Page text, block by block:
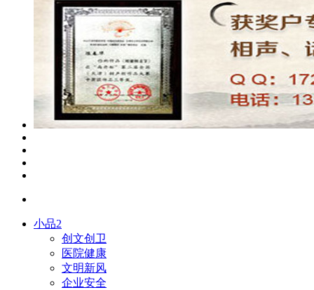
小品2
创文创卫
医院健康
文明新风
企业安全